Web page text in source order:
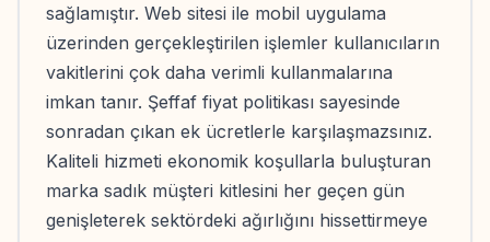
sağlamıştır. Web sitesi ile mobil uygulama
üzerinden gerçekleştirilen işlemler kullanıcıların
vakitlerini çok daha verimli kullanmalarına
imkan tanır. Şeffaf fiyat politikası sayesinde
sonradan çıkan ek ücretlerle karşılaşmazsınız.
Kaliteli hizmeti ekonomik koşullarla buluşturan
marka sadık müşteri kitlesini her geçen gün
genişleterek sektördeki ağırlığını hissettirmeye